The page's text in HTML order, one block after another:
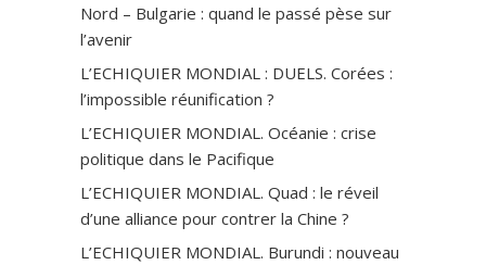
Nord – Bulgarie : quand le passé pèse sur
l’avenir
L’ECHIQUIER MONDIAL : DUELS. Corées :
l’impossible réunification ?
L’ECHIQUIER MONDIAL. Océanie : crise
politique dans le Pacifique
L’ECHIQUIER MONDIAL. Quad : le réveil
d’une alliance pour contrer la Chine ?
L’ECHIQUIER MONDIAL. Burundi : nouveau